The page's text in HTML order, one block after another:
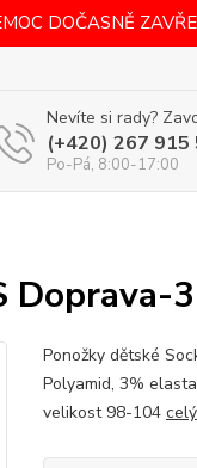
DOČASNĚ
Nevíte si rady?
(+420) 267 915
Po-Pá, 8:00-17:00
Doprava-
Ponožky dětské
Polyamid, 3%
velikost 98-104